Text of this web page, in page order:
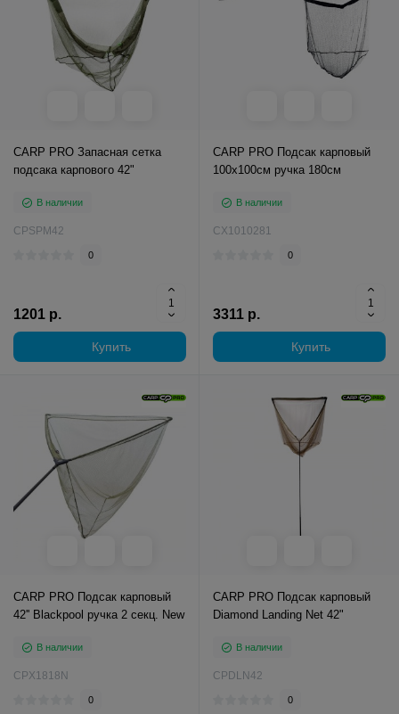
CARP PRO Запасная сетка
подсака карпового 42"
В наличии
CPSPM42
0
1201 р.
Купить
CARP PRO Подсак карповый
100х100см ручка 180см
В наличии
CX1010281
0
3311 р.
Купить
CARP PRO Подсак карповый
42'' Blackpool ручка 2 секц. New
В наличии
CPX1818N
0
CARP PRO Подсак карповый
Diamond Landing Net 42"
В наличии
CPDLN42
0